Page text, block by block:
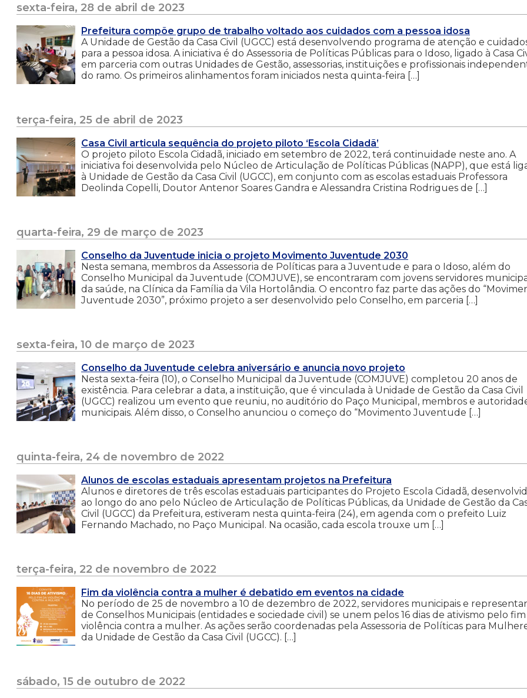
sexta-feira, 28 de abril de 2023
Prefeitura compõe grupo de trabalho voltado aos cuidados com a pessoa idosa
A Unidade de Gestão da Casa Civil (UGCC) está desenvolvendo programa de atenção e
para a pessoa idosa. A iniciativa é do Assessoria de Políticas Públicas para o Idoso, ligado à Casa
em parceria com outras Unidades de Gestão, assessorias, instituições e profissionais
do ramo. Os primeiros alinhamentos foram iniciados nesta quinta-feira […]
terça-feira, 25 de abril de 2023
Casa Civil articula sequência do projeto piloto ‘Escola Cidadã’
O projeto piloto Escola Cidadã, iniciado em setembro de 2022, terá continuidade neste ano. A
iniciativa foi desenvolvida pelo Núcleo de Articulação de Políticas Públicas (NAPP), que está
à Unidade de Gestão da Casa Civil (UGCC), em conjunto com as escolas estaduais Professora
Deolinda Copelli, Doutor Antenor Soares Gandra e Alessandra Cristina Rodrigues de […]
quarta-feira, 29 de março de 2023
Conselho da Juventude inicia o projeto Movimento Juventude 2030
Nesta semana, membros da Assessoria de Políticas para a Juventude e para o Idoso, além do
Conselho Municipal da Juventude (COMJUVE), se encontraram com jovens servidores
da saúde, na Clínica da Família da Vila Hortolândia. O encontro faz parte das ações do
Juventude 2030”, próximo projeto a ser desenvolvido pelo Conselho, em parceria […]
sexta-feira, 10 de março de 2023
Conselho da Juventude celebra aniversário e anuncia novo projeto
Nesta sexta-feira (10), o Conselho Municipal da Juventude (COMJUVE) completou 20 anos de
existência. Para celebrar a data, a instituição, que é vinculada à Unidade de Gestão da Casa Civil
(UGCC) realizou um evento que reuniu, no auditório do Paço Municipal, membros e
municipais. Além disso, o Conselho anunciou o começo do “Movimento Juventude […]
quinta-feira, 24 de novembro de 2022
Alunos de escolas estaduais apresentam projetos na Prefeitura
Alunos e diretores de três escolas estaduais participantes do Projeto Escola Cidadã,
ao longo do ano pelo Núcleo de Articulação de Políticas Públicas, da Unidade de Gestão da
Civil (UGCC) da Prefeitura, estiveram nesta quinta-feira (24), em agenda com o prefeito Luiz
Fernando Machado, no Paço Municipal. Na ocasião, cada escola trouxe um […]
terça-feira, 22 de novembro de 2022
Fim da violência contra a mulher é debatido em eventos na cidade
No período de 25 de novembro a 10 de dezembro de 2022, servidores municipais e
de Conselhos Municipais (entidades e sociedade civil) se unem pelos 16 dias de ativismo pelo
violência contra a mulher. As ações serão coordenadas pela Assessoria de Políticas para
da Unidade de Gestão da Casa Civil (UGCC). […]
sábado, 15 de outubro de 2022